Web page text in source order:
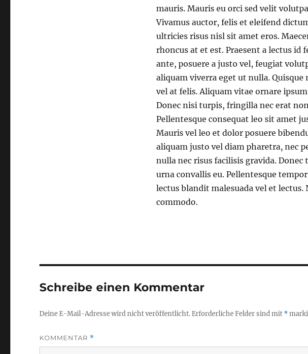
mauris. Mauris eu orci sed velit
Vivamus auctor, felis et eleifend
ultricies risus nisl sit amet eros.
rhoncus at et est. Praesent a lectus id
ante, posuere a justo vel, feugiat
aliquam viverra eget ut nulla.
vel at felis. Aliquam vitae ornare
Donec nisi turpis, fringilla nec erat
Pellentesque consequat leo sit amet
Mauris vel leo et dolor posuere
aliquam justo vel diam pharetra, nec
nulla nec risus facilisis gravida.
urna convallis eu. Pellentesque
lectus blandit malesuada vel et lectus.
commodo.
Schreibe einen Kommentar
Deine E-Mail-Adresse wird nicht veröffentlicht.Erforderliche Felder sind mit *
KOMMENTAR *